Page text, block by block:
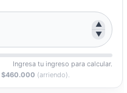
▲
▼
Ingresa tu ingreso para calcular.
$460.000 (arriendo).